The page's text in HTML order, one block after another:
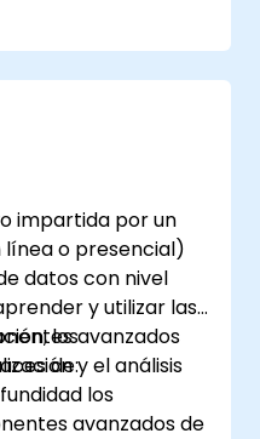
cuadros de mando
para lograr
rápidas.
impartida por un
o presencial)
datos con nivel
y utilizar las
avanzados
y el análisis
los
de:
los
avanzados de